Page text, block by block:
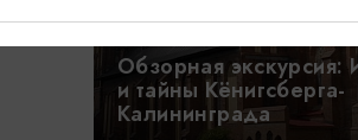
Обзорная экскурсия:
и тайны Кёнигсберга-
Калининграда